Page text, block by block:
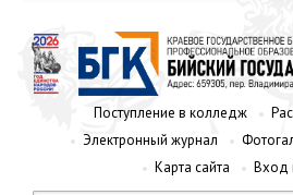
Поступление в колледж
Электронный журнал
Карта сайта
Вход